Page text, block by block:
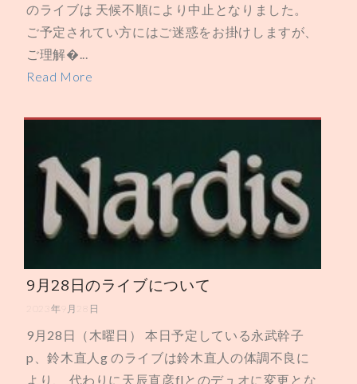
のライブは 天候不順により中止となりました。
ご予定されてい方にはご迷惑をお掛けしますが、
ご理解�...
Read More
9月28日のライブについて
2023年9月28日
9月28日（木曜日） 本日予定している永武幹子
p、鈴木直人g のライブは鈴木直人の体調不良に
より、 代わりに天辰直彦flとのデュオに変更とな